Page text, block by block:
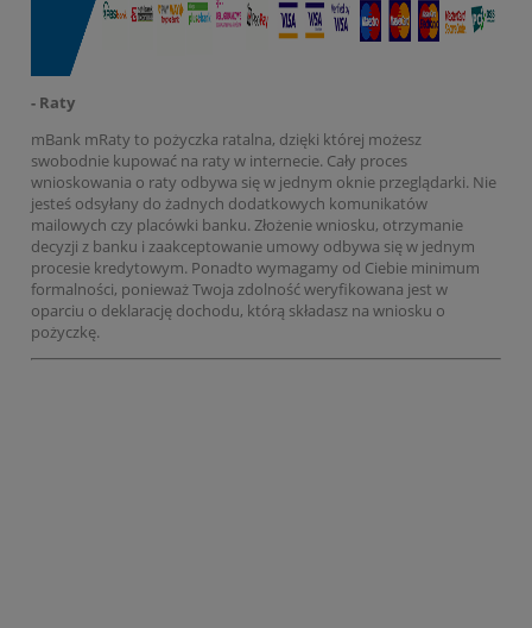
- Raty
mBank mRaty to pożyczka ratalna, dzięki której możesz
swobodnie kupować na raty w internecie. Cały proces
wnioskowania o raty odbywa się w jednym oknie przeglądarki. Nie
jesteś odsyłany do żadnych dodatkowych komunikatów
mailowych czy placówki banku. Złożenie wniosku, otrzymanie
decyzji z banku i zaakceptowanie umowy odbywa się w jednym
procesie kredytowym. Ponadto wymagamy od Ciebie minimum
formalności, ponieważ Twoja zdolność weryfikowana jest w
oparciu o deklarację dochodu, którą składasz na wniosku o
pożyczkę.